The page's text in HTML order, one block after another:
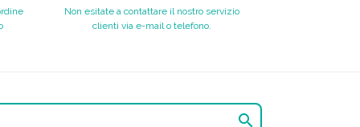
Non esitate a contattare il nostro servizio
clienti via e-mail o telefono.
